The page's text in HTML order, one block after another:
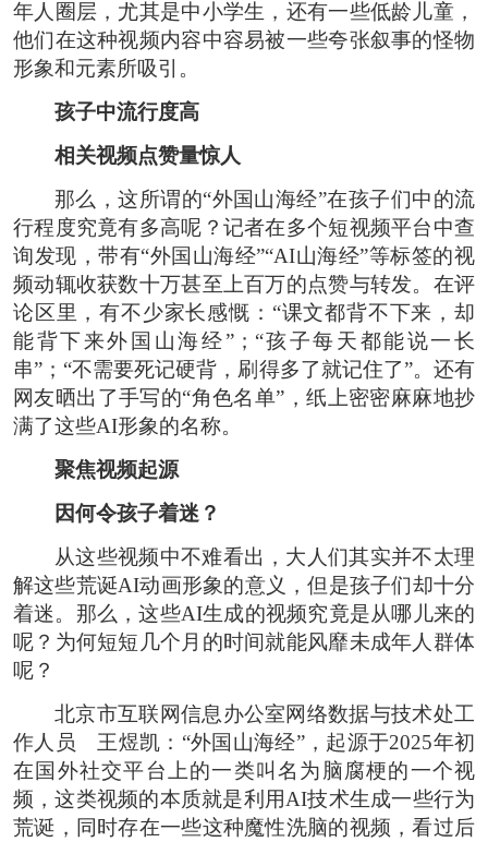
年人圈层，尤其是中小学生，还有一些低龄儿童，
他们在这种视频内容中容易被一些夸张叙事的怪物
形象和元素所吸引。
孩子中流行度高
相关视频点赞量惊人
那么，这所谓的“外国山海经”在孩子们中的流
行程度究竟有多高呢？记者在多个短视频平台中查
询发现，带有“外国山海经”“AI山海经”等标签的视
频动辄收获数十万甚至上百万的点赞与转发。在评
论区里，有不少家长感慨：“课文都背不下来，却
能背下来外国山海经”；“孩子每天都能说一长
串”；“不需要死记硬背，刷得多了就记住了”。还有
网友晒出了手写的“角色名单”，纸上密密麻麻地抄
满了这些AI形象的名称。
聚焦视频起源
因何令孩子着迷？
从这些视频中不难看出，大人们其实并不太理
解这些荒诞AI动画形象的意义，但是孩子们却十分
着迷。那么，这些AI生成的视频究竟是从哪儿来的
呢？为何短短几个月的时间就能风靡未成年人群体
呢？
北京市互联网信息办公室网络数据与技术处工
作人员 王煜凯：“外国山海经”，起源于2025年初
在国外社交平台上的一类叫名为脑腐梗的一个视
频，这类视频的本质就是利用AI技术生成一些行为
荒诞，同时存在一些这种魔性洗脑的视频，看过后